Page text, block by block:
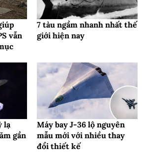
vẫn
7 tàu ngầm nhanh nhất thế
giới hiện nay
lạ
gần
Máy bay J-36 lộ nguyên
mẫu mới với nhiều thay
đổi thiết kế